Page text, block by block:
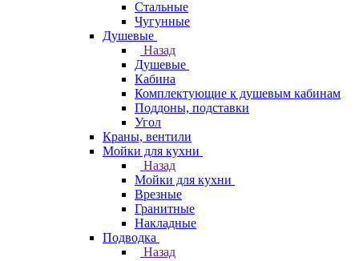
Стальные
Чугунные
Душевые
Назад
Душевые
Кабина
Комплектующие к душевым кабинам
Поддоны, подставки
Угол
Краны, вентили
Мойки для кухни
Назад
Мойки для кухни
Врезные
Гранитные
Накладные
Подводка
Назад